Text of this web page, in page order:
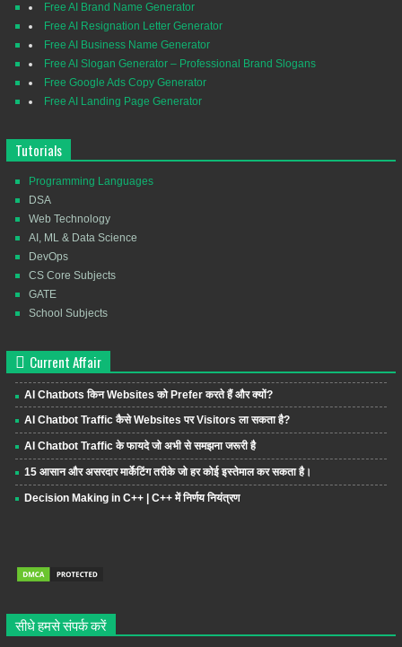
Free AI Brand Name Generator
Free AI Resignation Letter Generator
Free AI Business Name Generator
Free AI Slogan Generator – Professional Brand Slogans
Free Google Ads Copy Generator
Free AI Landing Page Generator
Tutorials
Programming Languages
DSA
Web Technology
AI, ML & Data Science
DevOps
CS Core Subjects
GATE
School Subjects
Current Affair
AI Chatbots किन Websites को Prefer करते हैं और क्यों?
AI Chatbot Traffic कैसे Websites पर Visitors ला सकता है?
AI Chatbot Traffic के फायदे जो अभी से समझना जरूरी है
15 आसान और असरदार मार्केटिंग तरीके जो हर कोई इस्तेमाल कर सकता है।
Decision Making in C++ | C++ में निर्णय नियंत्रण
सीधे हमसे संपर्क करें